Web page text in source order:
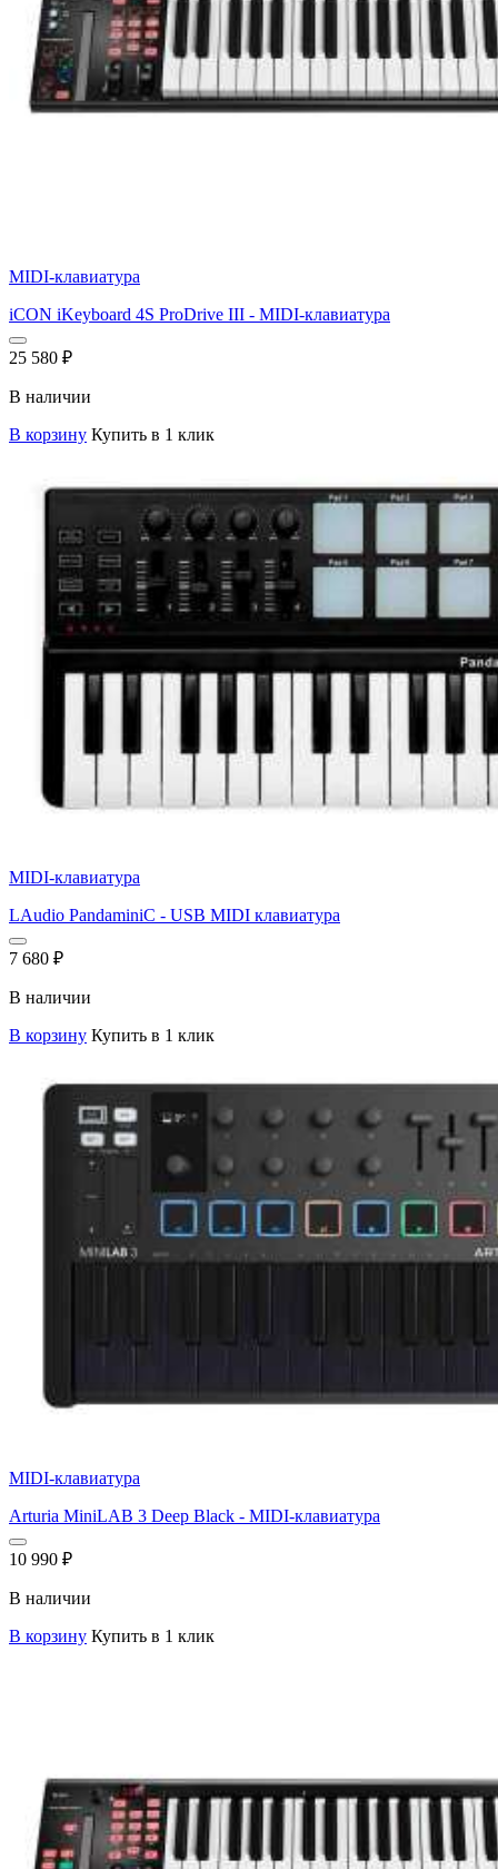
MIDI-клавиатура
iCON iKeyboard 4S ProDrive III - MIDI-клавиатура
25 580 ₽
В наличии
В корзину Купить в 1 клик
MIDI-клавиатура
LAudio PandaminiC - USB MIDI клавиатура
7 680 ₽
В наличии
В корзину Купить в 1 клик
MIDI-клавиатура
Arturia MiniLAB 3 Deep Black - MIDI-клавиатура
10 990 ₽
В наличии
В корзину Купить в 1 клик